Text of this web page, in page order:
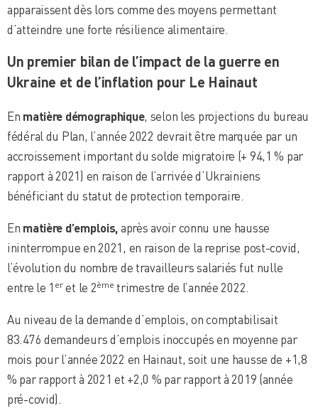
apparaissent dès lors comme des moyens permettant
d’atteindre une forte résilience alimentaire.
Un premier bilan de l’impact de la guerre en
Ukraine et de l’inflation pour Le Hainaut
En matière démographique, selon les projections du bureau
fédéral du Plan, l’année 2022 devrait être marquée par un
accroissement important du solde migratoire (+ 94,1 % par
rapport à 2021) en raison de l’arrivée d’Ukrainiens
bénéficiant du statut de protection temporaire.
En matière d’emplois,après avoir connu une hausse
ininterrompue en 2021, en raison de la reprise post-covid,
l’évolution du nombre de travailleurs salariés fut nulle
entre le 1 eret le 2ème trimestre de l’année 2022.
Au niveau de la demande d’emplois, on comptabilisait
83.476 demandeurs d’emplois inoccupés en moyenne par
mois pour l’année 2022 en Hainaut, soit une hausse de +1,8
% par rapport à 2021 et +2,0 % par rapport à 2019 (année
pré-covid).